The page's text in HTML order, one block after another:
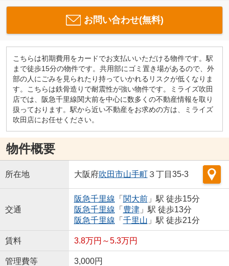
お問い合わせ(無料)
こちらは初期費用をカードでお支払いいただける物件です。駅
まで徒歩15分の物件です。共用部にゴミ置き場があるので、外
部の人にごみを見られたり持っていかれるリスクが低くなりま
す。こちらは鉄骨造りで耐震性が強い物件です。ミライズ吹田
店では、阪急千里線関大前を中心に数多くの不動産情報を取り
扱っております。駅から近い不動産をお求めの方は、ミライズ
吹田店にお任せください。
物件概要
所在地 大阪府吹田市山手町３丁目35-3
交通
阪急千里線 「 関大前」駅 徒歩15分
阪急千里線 「 豊津」駅 徒歩13分
阪急千里線 「 千里山 」駅 徒歩21分
賃料 3.8万円～5.3万円
管理費等 3,000円